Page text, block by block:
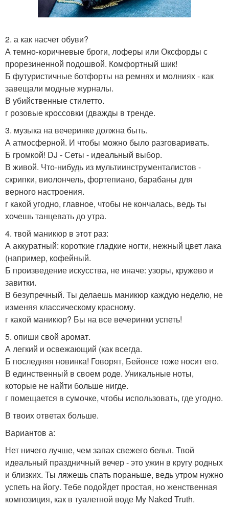
2. а как насчет обуви?
А темно-коричневые броги, лоферы или Оксфорды с
прорезиненной подошвой. Комфортный шик!
Б футуристичные ботфорты на ремнях и молниях - как
завещали модные журналы.
В убийственные стилетто.
г розовые кроссовки (дважды в тренде.
3. музыка на вечеринке должна быть.
А атмосферной. И чтобы можно было разговаривать.
Б громкой! DJ - Сеты - идеальный выбор.
В живой. Что-нибудь из мультиинструменталистов -
скрипки, виолончель, фортепиано, барабаны для
верного настроения.
г какой угодно, главное, чтобы не кончалась, ведь ты
хочешь танцевать до утра.
4. твой маникюр в этот раз:
А аккуратный: короткие гладкие ногти, нежный цвет лака
(например, кофейный.
Б произведение искусства, не иначе: узоры, кружево и
завитки.
В безупречный. Ты делаешь маникюр каждую неделю, не
изменяя классическому красному.
г какой маникюр? Бы на все вечеринки успеть!
5. опиши свой аромат.
А легкий и освежающий (как всегда.
Б последняя новинка! Говорят, Бейонсе тоже носит его.
В единственный в своем роде. Уникальные ноты,
которые не найти больше нигде.
г помещается в сумочке, чтобы использовать, где угодно.
В твоих ответах больше.
Вариантов а:
Нет ничего лучше, чем запах свежего белья. Твой
идеальный праздничный вечер - это ужин в кругу родных
и близких. Ты ляжешь спать пораньше, ведь утром нужно
успеть на йогу. Тебе подойдет простая, но женственная
композиция, как в туалетной воде My Naked Truth.